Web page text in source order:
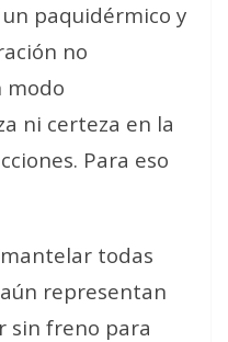
paquidérmico y
no
modo
ni certeza en la
Para eso
todas
representan
sin freno para